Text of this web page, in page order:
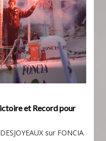
et Record pour
sur FONCIA